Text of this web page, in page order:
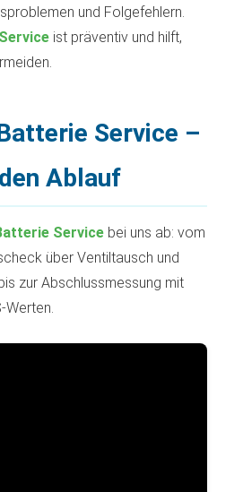
und Folgefehlern.
ist präventiv und hilft,
Service –
Ablauf
Service bei uns ab: vom
über Ventiltausch und
zur Abschlussmessung mit
Werten.